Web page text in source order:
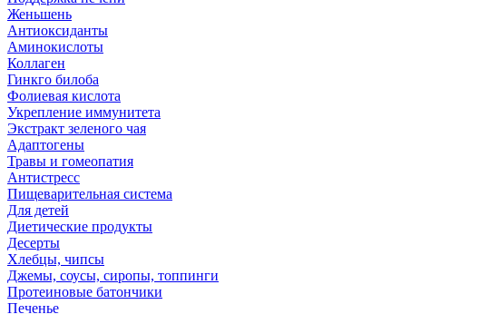
Женьшень
Антиоксиданты
Аминокислоты
Коллаген
Гинкго билоба
Фолиевая кислота
Укрепление иммунитета
Экстракт зеленого чая
Адаптогены
Травы и гомеопатия
Антистресс
Пищеварительная система
Для детей
Диетические продукты
Десерты
Хлебцы, чипсы
Джемы, соусы, сиропы, топпинги
Протеиновые батончики
Печенье